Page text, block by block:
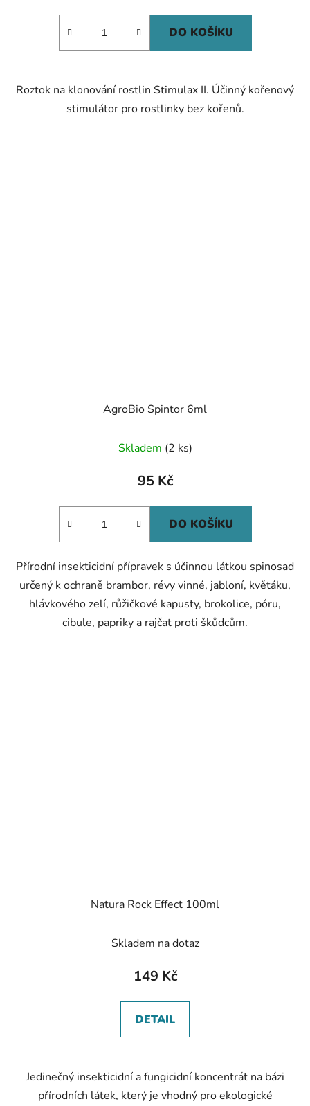
DO KOŠÍKU
Roztok na klonování rostlin Stimulax II. Účinný kořenový
stimulátor pro rostlinky bez kořenů.
AgroBio Spintor 6ml
Skladem (2 ks)
95 Kč
DO KOŠÍKU
Přírodní insekticidní přípravek s účinnou látkou spinosad
určený k ochraně brambor, révy vinné, jabloní, květáku,
hlávkového zelí, růžičkové kapusty, brokolice, póru,
cibule, papriky a rajčat proti škůdcům.
Natura Rock Effect 100ml
Skladem na dotaz
149 Kč
DETAIL
Jedinečný insekticidní a fungicidní koncentrát na bázi
přírodních látek, který je vhodný pro ekologické